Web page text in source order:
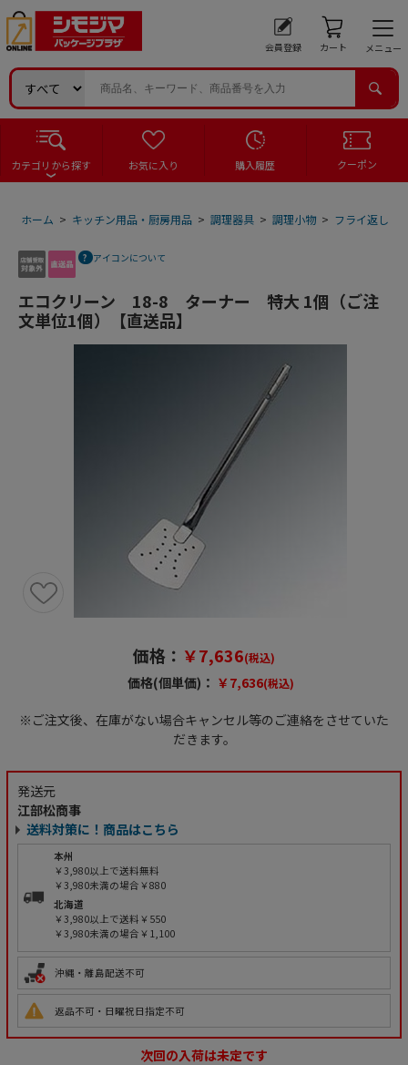
会員登録 カート メニュー
カテゴリから探す お気に入り 購入履歴 クーポン
ホーム > キッチン用品・厨房用品 > 調理器具 > 調理小物 > フライ返し
アイコンについて
エコクリーン 18-8 ターナー 特大 1個（ご注
文単位1個）【直送品】
価格： ￥7,636(税込)
価格(個単価)： ￥7,636(税込)
※ご注文後、在庫がない場合キャンセル等のご連絡をさせていた
だきます。
発送元
江部松商事
送料対策に！商品はこちら
本州
￥3,980以上で送料無料
￥3,980未満の場合￥880
北海道
￥3,980以上で送料￥550
￥3,980未満の場合￥1,100
沖縄・離島配送不可
返品不可・日曜祝日指定不可
次回の入荷は未定です